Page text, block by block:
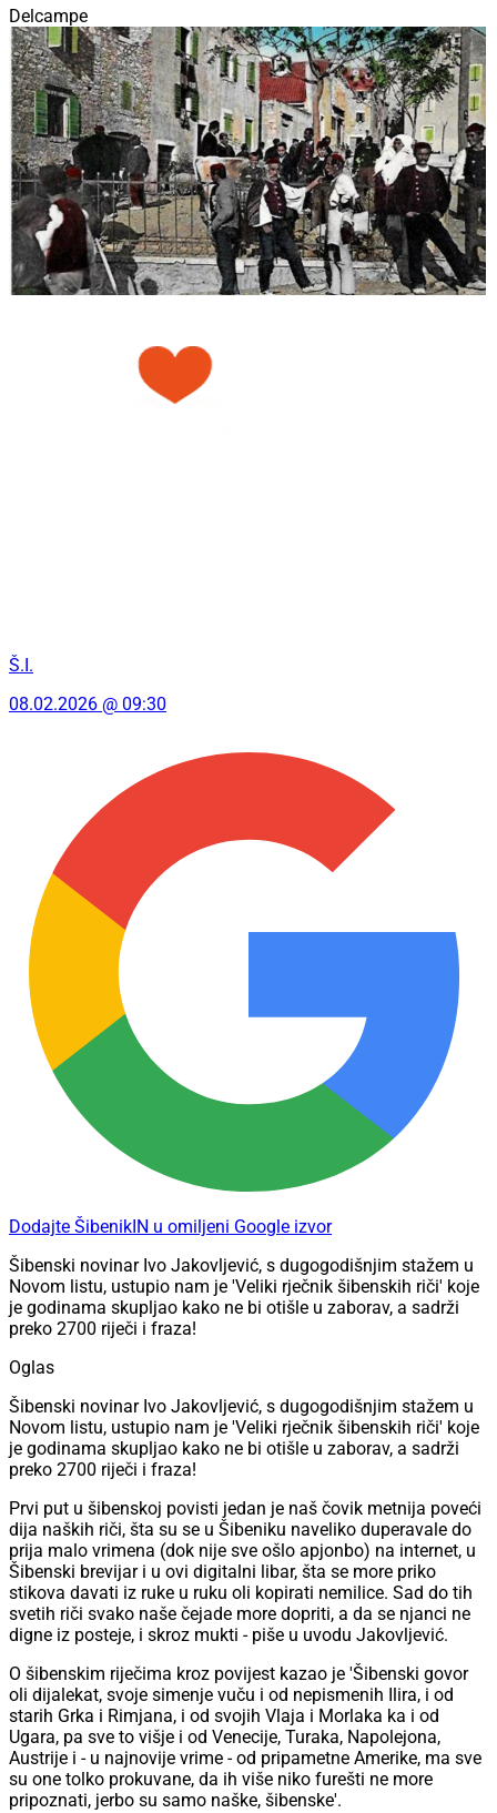
Delcampe
Š.I.
08.02.2026 @ 09:30
Dodajte ŠibenikIN u omiljeni Google izvor
Šibenski novinar Ivo Jakovljević, s dugogodišnjim stažem u
Novom listu, ustupio nam je 'Veliki rječnik šibenskih riči' koje
je godinama skupljao kako ne bi otišle u zaborav, a sadrži
preko 2700 riječi i fraza!
Oglas
Šibenski novinar Ivo Jakovljević, s dugogodišnjim stažem u
Novom listu, ustupio nam je 'Veliki rječnik šibenskih riči' koje
je godinama skupljao kako ne bi otišle u zaborav, a sadrži
preko 2700 riječi i fraza!
Prvi put u šibenskoj povisti jedan je naš čovik metnija poveći
dija naških riči, šta su se u Šibeniku naveliko duperavale do
prija malo vrimena (dok nije sve ošlo apjonbo) na internet, u
Šibenski brevijar i u ovi digitalni libar, šta se more priko
stikova davati iz ruke u ruku oli kopirati nemilice. Sad do tih
svetih riči svako naše čejade more dopriti, a da se njanci ne
digne iz posteje, i skroz mukti - piše u uvodu Jakovljević.
O šibenskim riječima kroz povijest kazao je 'Šibenski govor
oli dijalekat, svoje simenje vuču i od nepismenih Ilira, i od
starih Grka i Rimjana, i od svojih Vlaja i Morlaka ka i od
Ugara, pa sve to višje i od Venecije, Turaka, Napolejona,
Austrije i - u najnovije vrime - od pripametne Amerike, ma sve
su one tolko prokuvane, da ih više niko furešti ne more
pripoznati, jerbo su samo naške, šibenske'.